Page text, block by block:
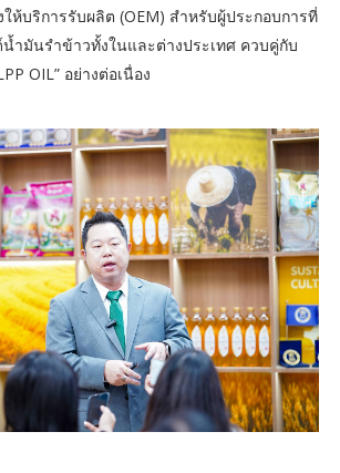
ห้บริการรับผลิต (OEM) สำหรับผู้ประกอบการที่
ำมันรำข้าวทั้งในและต่างประเทศ ควบคู่กับ
OIL” อย่างต่อเนื่อง